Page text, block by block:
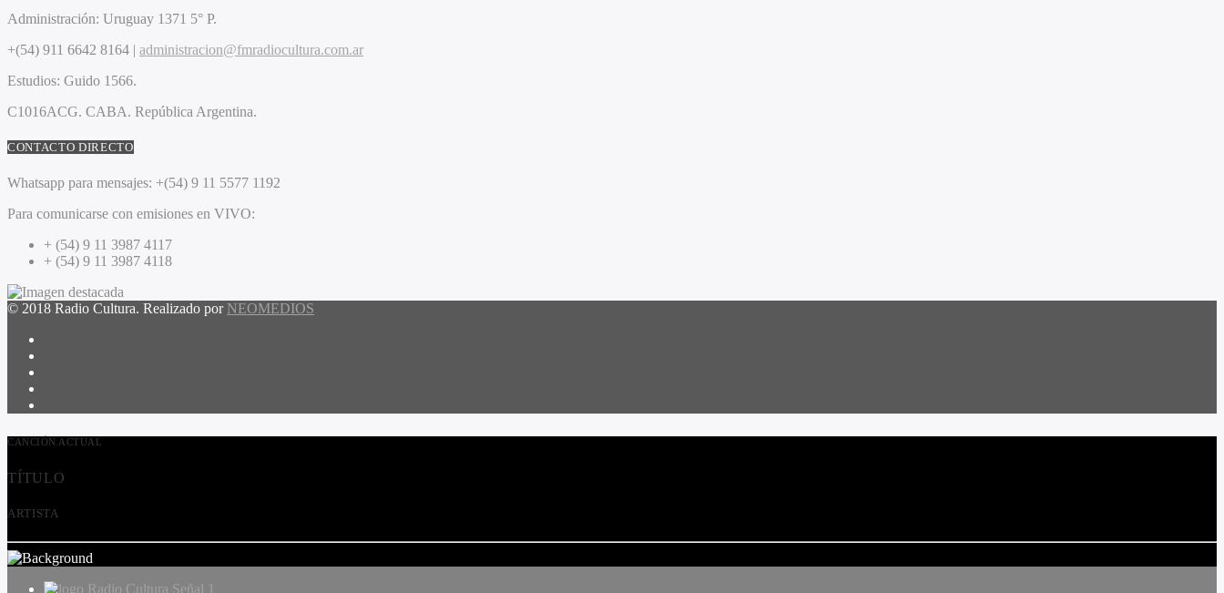
Administración: Uruguay 1371 5° P.
+(54) 911 6642 8164 | administracion@fmradiocultura.com.ar
Estudios: Guido 1566.
C1016ACG. CABA. República Argentina.
CONTACTO DIRECTO
Whatsapp para mensajes: +(54) 9 11 5577 1192
Para comunicarse con emisiones en VIVO:
+ (54) 9 11 3987 4117
+ (54) 9 11 3987 4118
© 2018 Radio Cultura. Realizado por NEOMEDIOS
CANCIÓN ACTUAL
TÍTULO
ARTISTA
Radio Cultura Señal 1